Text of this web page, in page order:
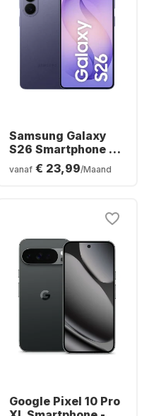
Samsung Galaxy
S26 Smartphone -
256GB - Dual SIM
vanaf € 23,99/Maand
Google Pixel 10 Pro